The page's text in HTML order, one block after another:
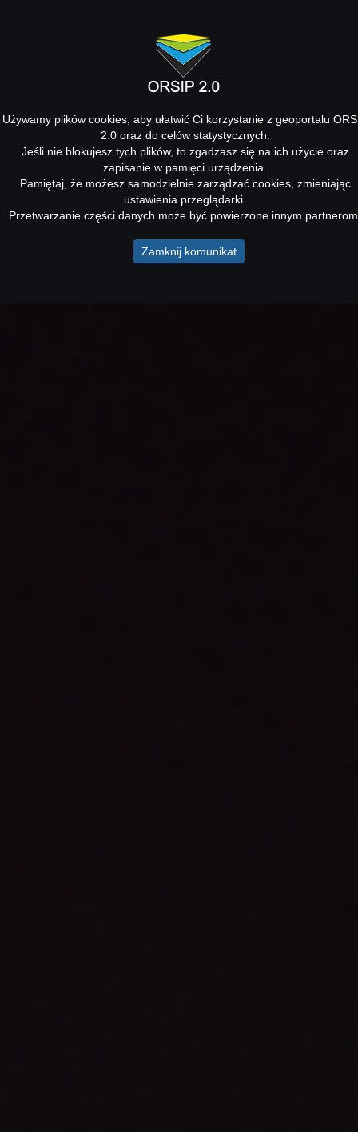
Używamy plików cookies, aby ułatwić Ci korzystanie z geoportalu
2.0 oraz do celów statystycznych.
Jeśli nie blokujesz tych plików, to zgadzasz się na ich użycie oraz
zapisanie w pamięci urządzenia.
Pamiętaj, że możesz samodzielnie zarządzać cookies, zmieniając
ustawienia przeglądarki.
Przetwarzanie części danych może być powierzone innym
Zamknij komunikat